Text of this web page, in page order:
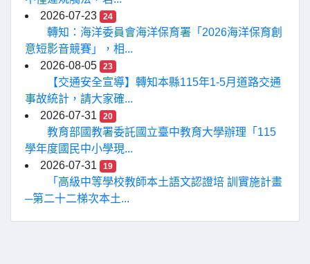
2026-07-23
24
轉知：海洋委員會海洋保育署「2026海洋保育創
意短影音競賽」，相...
2026-08-05
23
【交通安全宣導】轉知本縣115年1-5月道路交通
事故統計，請大家確...
2026-07-31
20
教育部國教署委託國立臺中教育大學辦理「115
學年度國民中小學現...
2026-07-31
19
「高級中等學校教師本土語文認證培 訓實施計畫
─第二十二梯次本土...